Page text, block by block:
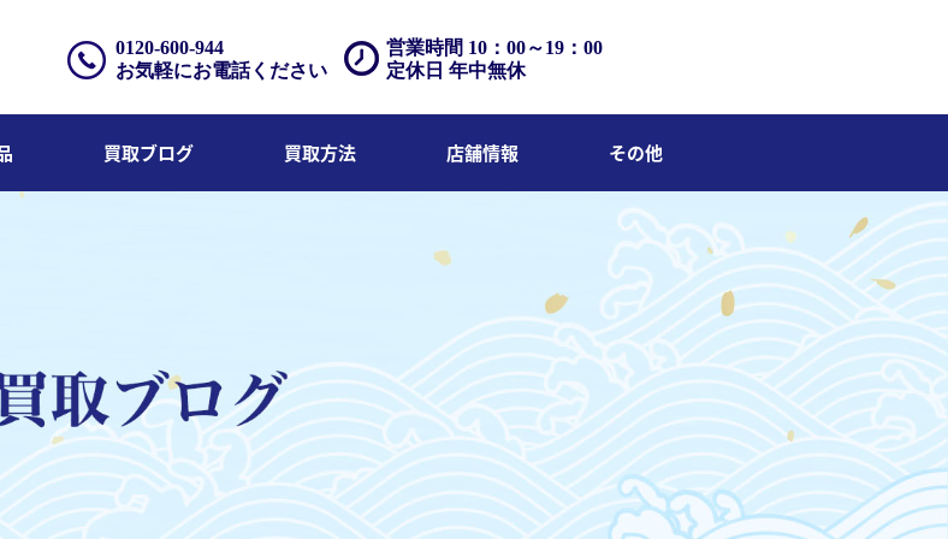
営業時間 10：00～19：00
定休日 年中無休
0120-600-944
お気軽にお電話ください
買取ブログ 買取方法 店舗情報 その他